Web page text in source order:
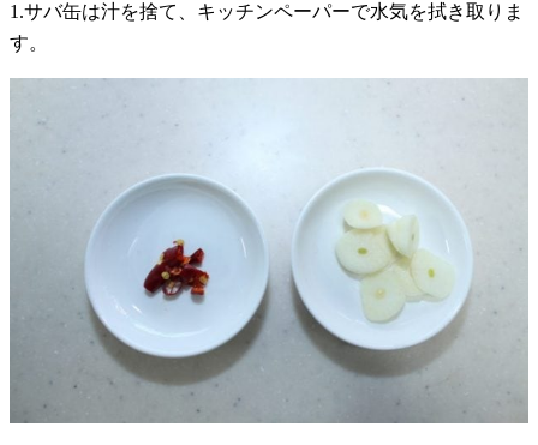
1.サバ缶は汁を捨て、キッチンペーパーで水気を拭き取りま
す。